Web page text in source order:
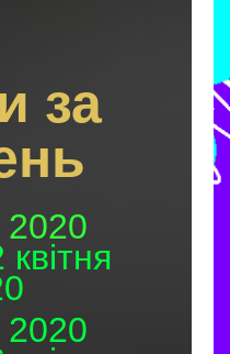
за
2020
квітня
2020